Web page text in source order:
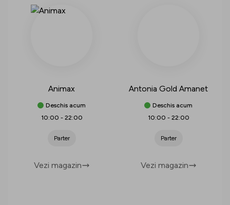
Animax
Deschis acum
10:00 - 22:00
Parter
Vezi magazin
Antonia Gold Amanet
Deschis acum
10:00 - 22:00
Parter
Vezi magazin